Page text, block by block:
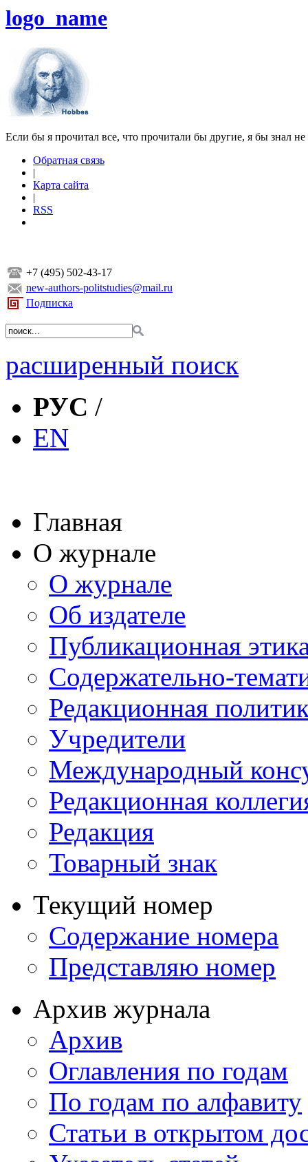
logo_name
Если бы я прочитал все, что прочитали бы другие, я бы знал
Обратная связь
|
Карта сайта
|
RSS
+7 (495) 502-43-17
new-authors-politstudies@mail.ru
Подписка
расширенный поиск
РУС /
EN
Главная
О журнале
О журнале
Об издателе
Публикационная
Содержательно-
Редакционная
Учредители
Международный
Редакционная
Редакция
Товарный знак
Текущий номер
Содержание номера
Представляю номер
Архив журнала
Архив
Оглавления по годам
По годам по алфавиту
Статьи в открытом